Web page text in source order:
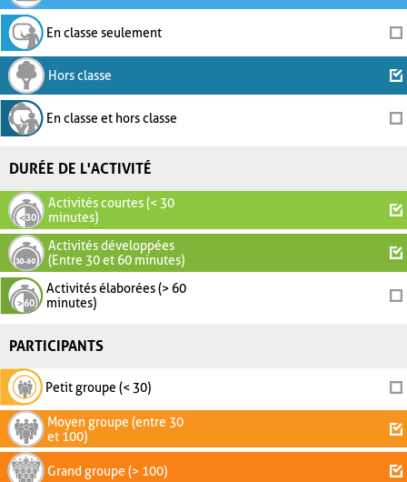
En classe seulement
Hors classe
En classe et hors classe
DURÉE DE L'ACTIVITÉ
Activités courtes (< 30
minutes)
Activités développées
(Entre 30 et 60 minutes)
Activités élaborées (> 60
minutes)
PARTICIPANTS
Petit groupe (< 30)
Moyen groupe (entre 30
et 100)
Grand groupe (> 100)